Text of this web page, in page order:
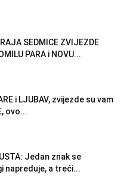
SEDMICE ZVIJEZDE
PARA i NOVU...
i LJUBAV, zvijezde su vam
ovo...
Jedan znak se
napreduje, a treći...